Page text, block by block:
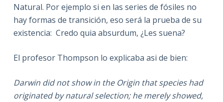
Natural. Por ejemplo si en las series de fósiles no
hay formas de transición, eso será la prueba de su
existencia: Credo quia absurdum, ¿Les suena?
El profesor Thompson lo explicaba asi de bien:
Darwin did not show in the Origin that species had
originated by natural selection; he merely showed,